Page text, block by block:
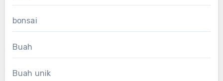
bonsai
Buah
Buah unik